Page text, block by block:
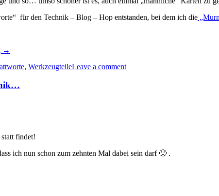
für den Technik – Blog – Hop entstanden, bei dem ich die
„Werkstattworte…
Männerkarten…“
→
, WerkzeugteileLeave a comment
findet!
ich nun schon zum zehnten Mal dabei sein darf 🙂 .